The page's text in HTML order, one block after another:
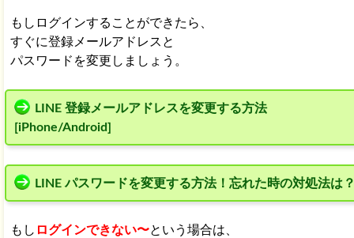
もしログインすることができたら、
すぐに登録メールアドレスと
パスワードを変更しましょう。
LINE 登録メールアドレスを変更する方法
[iPhone/Android]
LINE パスワードを変更する方法！忘れた時の対処法は
もし ログインできない〜という場合は、